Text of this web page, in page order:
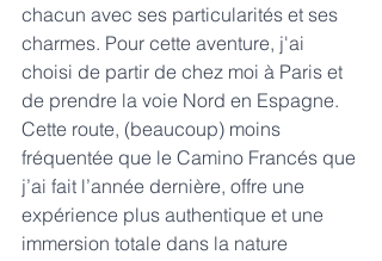
chacun avec ses particularités et ses
charmes. Pour cette aventure, j'ai
choisi de partir de chez moi à Paris et
de prendre la voie Nord en Espagne.
Cette route, (beaucoup) moins
fréquentée que le Camino Francés que
j’ai fait l’année dernière, offre une
expérience plus authentique et une
immersion totale dans la nature